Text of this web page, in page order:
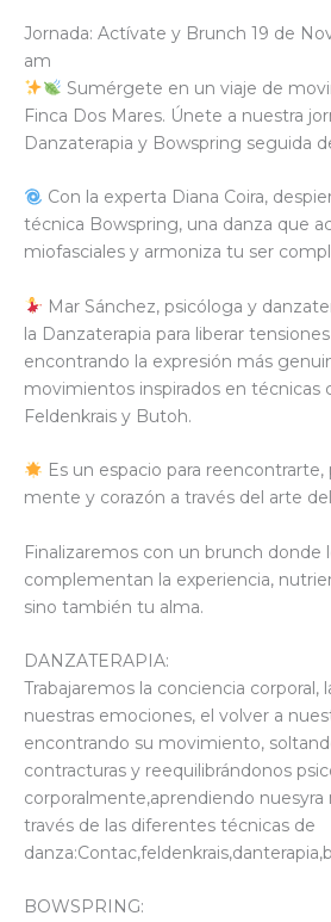
Jornada: Actívate y Brunch 19 de
am
Sumérgete en un viaje de
Finca Dos Mares. Únete a nuestra
Danzaterapia y Bowspring seguida
Con la experta Diana Coira,
técnica Bowspring, una danza que
miofasciales y armoniza tu ser
Mar Sánchez, psicóloga y
la Danzaterapia para liberar
encontrando la expresión más
movimientos inspirados en técnicas
Feldenkrais y Butoh.
Es un espacio para reencontrarte,
mente y corazón a través del arte
Finalizaremos con un brunch donde
complementan la experiencia,
sino también tu alma.
DANZATERAPIA:
Trabajaremos la conciencia corporal,
nuestras emociones, el volver a
encontrando su movimiento,
contracturas y reequilibrándonos
corporalmente,aprendiendo
través de las diferentes técnicas de
BOWSPRING: